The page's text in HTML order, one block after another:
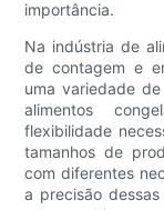
importância.
Na indústria de
de contagem e
uma variedade
alimentos
flexibilidade
tamanhos de
com diferentes
a precisão